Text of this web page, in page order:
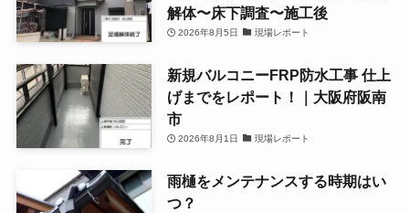
解体〜床下調査〜施工後
2026年8月5日 現場レポート
新規バルコニーFRP防水工事 仕上
げまでをレポート！｜大阪府阪南
市
2026年8月1日 現場レポート
雨樋をメンテナンスする時期はい
つ？